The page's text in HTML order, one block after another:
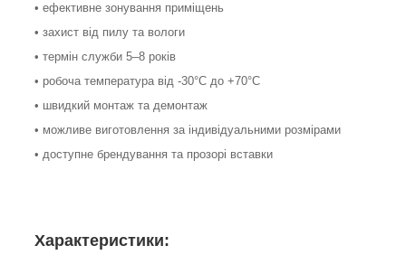
• ефективне зонування приміщень
• захист від пилу та вологи
• термін служби 5–8 років
• робоча температура від -30°C до +70°C
• швидкий монтаж та демонтаж
• можливе виготовлення за індивідуальними розмірами
• доступне брендування та прозорі вставки
Характеристики: